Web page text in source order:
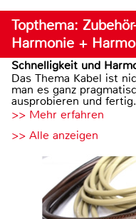
Topthema:
Harmonie +
Schnelligkeit und
Das Thema Kabel ist
man es ganz
ausprobieren und fertig.
>> Mehr erfahren
>> Alle anzeigen